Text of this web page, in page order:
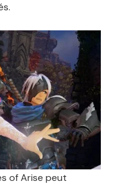
of Arise peut